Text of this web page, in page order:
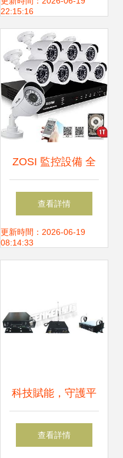
景AI實踐之路
22:15:16
ZOSI 監控設備 全
方位守護您的安全
與安心
查看詳情
更新時間：2026-06-19
08:14:33
科技賦能，守護平
安——從星際控股
查看詳情